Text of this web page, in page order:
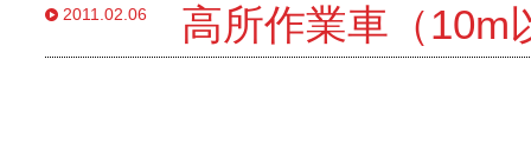
2011.02.06 高所作業車（